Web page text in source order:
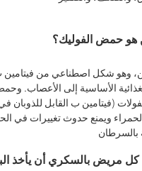
هو حمض الفوليك؟
الأساسية إلى الأعصاب.
(فيتامين ب القابل للذوبان
الحمراء ويمنع حدوث تغييرات في
مريض بالسكري أن يأخذ